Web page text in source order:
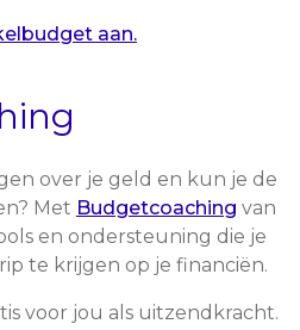
aan.
over je geld en kun je de
Met Budgetcoaching van
en ondersteuning die je
te krijgen op je financiën.
voor jou als uitzendkracht.